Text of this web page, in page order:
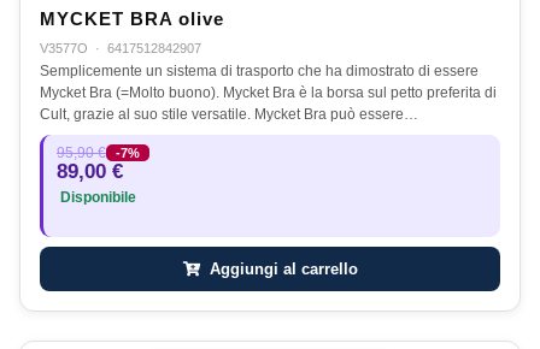
MYCKET BRA olive
V3577O · 6417512842907
Semplicemente un sistema di trasporto che ha dimostrato di essere
Mycket Bra (=Molto buono). Mycket Bra è la borsa sul petto preferita di
Cult, grazie al suo stile versatile. Mycket Bra può essere…
95,90 € -7%
89,00 €
Disponibile
Aggiungi al carrello